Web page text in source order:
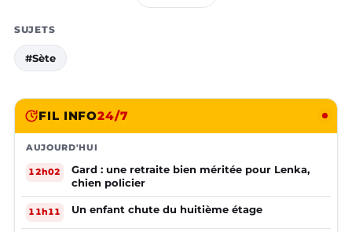
SUJETS
#Sète
FIL INFO24/7
AUJOURD'HUI
12h02
Gard : une retraite bien méritée pour Lenka,
chien policier
11h11 Un enfant chute du huitième étage